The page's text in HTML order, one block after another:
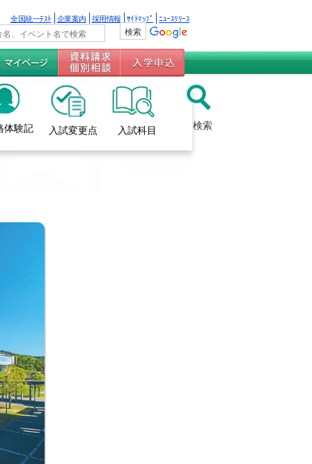
全国統一ﾃｽﾄ 企業案内 採用情報 ｻｲﾄﾏｯﾌﾟ ﾆｭｰｽﾘﾘｰｽ
体験記 入試変更点 入試科目 検索